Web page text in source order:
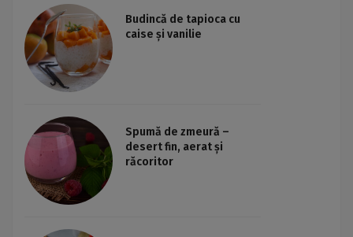
Budincă de tapioca cu
caise și vanilie
Spumă de zmeură –
desert fin, aerat și
răcoritor